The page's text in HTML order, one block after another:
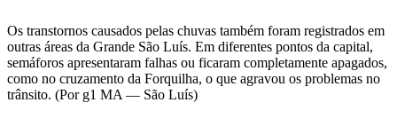
Os transtornos causados pelas chuvas também foram registrados em
outras áreas da Grande São Luís. Em diferentes pontos da capital,
semáforos apresentaram falhas ou ficaram completamente apagados,
como no cruzamento da Forquilha, o que agravou os problemas no
trânsito. (Por g1 MA — São Luís)